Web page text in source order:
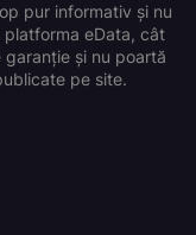
pur informativ și nu
eData, cât
și nu poartă
pe site.